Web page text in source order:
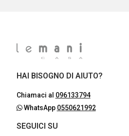
HAI BISOGNO DI AIUTO?
Chiamaci al 096133794
WhatsApp 0550621992
SEGUICI SU